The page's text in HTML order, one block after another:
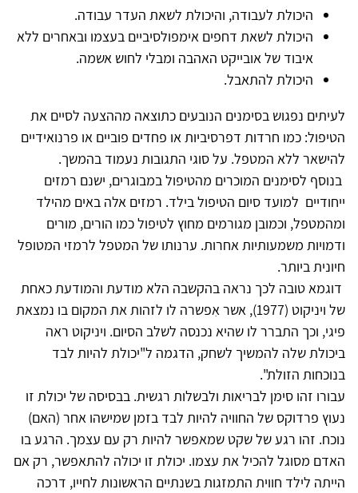
היכולת לעבודה, והיכולת לשאת העדר עבודה.
היכולת לשאת דחפים אימפולסיביים בעצמו ובאחרים ללא
איבוד של אובייקט האהבה ומבלי לחוש אשמה.
היכולת להתאבל.
לעיתים נפגוש בסימנים הנובעים כתוצאה מההצעה לסיים את
הטיפול: כמו חרדות דפרסיביות או פחדים פוביים או פרנואידיים
להישאר ללא המטפל. על סוגי התגובות נעמוד בהמשך.
בנוסף לסימנים המוכרים מהטיפול במבוגרים, ישנם רמזים
ייחודיים למועד סיום הטיפול בילד. רמזים אלה באים מהילד
ומהמטפל, וכמובן מגורמים מחוץ לטיפול כמו הורים, מורים
ודמויות משמעותיות אחרות. ערנותו של המטפל לרמזי המטופל
חיונית ביותר.
דוגמא טובה לכך נראה בהקשבה הלא מודעת והמודעת כאחת
של ויניקוט (1977), אשר אִפשרה לו לזהות את המקום בו נמצאת
פיגי, וכך התברר לו שהיא נכנסה לשלב הסיום. ויניקוט ראה
ביכולת שלה להמשיך לשחק, הדגמה ל"יכולת להיות לבד
בנוכחות הזולת".
עבורו זהו סימן לבריאות ולבשלות רגשית. בבסיסה של יכולת זו
נעוץ פרדוקס של החוויה להיות לבד בזמן שמישהו אחר (האם)
נוכח. זהו רגע של שקט שמאפשר להיות רק עם עצמך. הרגע בו
האדם מסוגל להכיל את עצמו. יכולת זו יכולה להתאפשר, רק אם
הייתה לילד חווית התמזגות בשנתיים הראשונות לחייו, דרכה